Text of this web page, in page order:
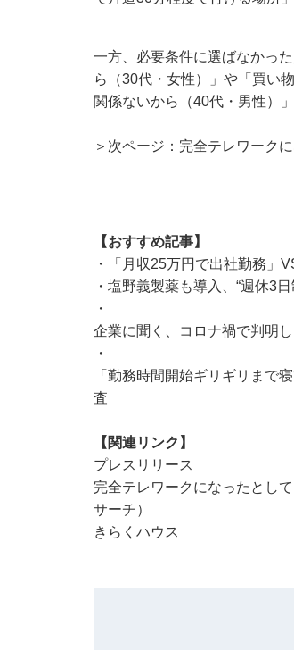
一方、必要条件に選ばなかっ
ら（30代・女性）」や「買い
関係ないから（40代・男性）
＞次ページ：完全テレワーク
【おすすめ記事】
・
「月収25万円で出社勤務」
・ 塩野義製薬も導入、“週休3
・
企業に聞く、コロナ禍で判明
・
「勤務時間開始ギリギリまで
査
【関連リンク】
プレスリリース
完全テレワークになったとし
サーチ）
きらくハウス